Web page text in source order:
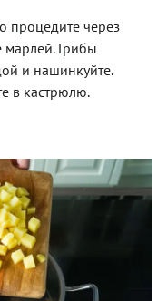
процедите через
марлей. Грибы
и нашинкуйте.
в кастрюлю.